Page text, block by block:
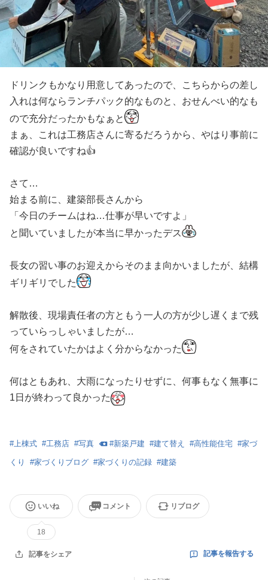
ドリンクもかなり用意してあったので、こちらからの差し
入れは何ならランチパック的なものと、おせんべい的なも
ので充分だったかもなぁと
まぁ、これは工務店さんに寄るだろうから、やはり事前に
確認が良いですね👍
さて…
始まる前に、建築部長さんから
「今日のチームはね…仕事が早いですよ」
と聞いていましたが本当に早かったデス
長女の習い事のお迎えからそのまま向かいましたが、結構
ギリギリでした
解散後、現場責任者の方ともう一人の方が少し遅くまで残
っていらっしゃいましたが…
何をされていたかはよく分からなかった
何はともあれ、大雨になったりせずに、何事もなく無事に
1日が終わって良かった
#上棟式 #工務店 #写真 #新築戸建 #建て替え #高性能住宅 #家づ
くり #家づくりブログ #家づくりの記録 #建築
いいね
18
コメント リブログ
記事をシェア 記事を報告する